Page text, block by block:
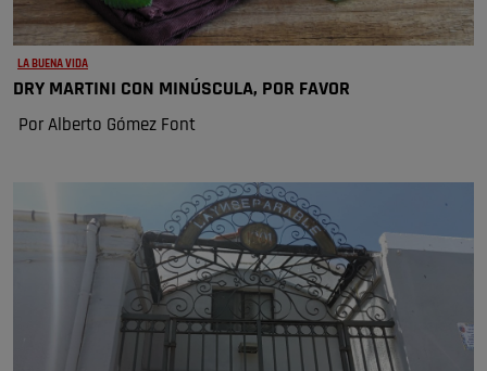
LA BUENA VIDA
DRY MARTINI CON MINÚSCULA, POR FAVOR
Por Alberto Gómez Font